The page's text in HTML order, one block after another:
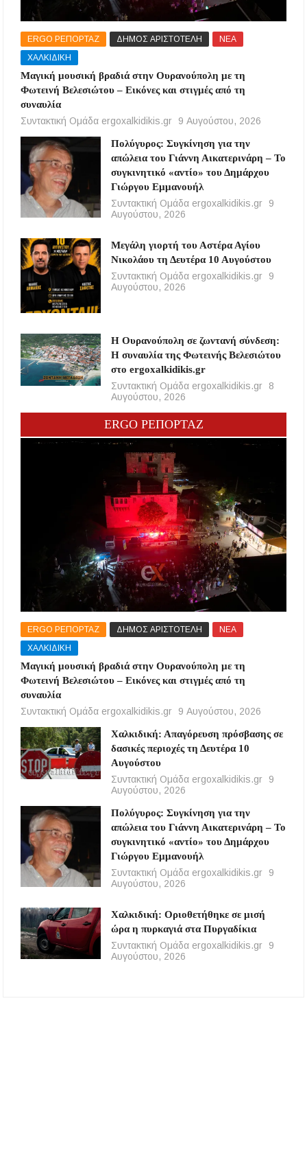
ERGO ΡΕΠΟΡΤΑΖ ΔΗΜΟΣ ΑΡΙΣΤΟΤΕΛΗ
ΝΕΑ
ΧΑΛΚΙΔΙΚΗ
Μαγική μουσική βραδιά στην Ουρανούπολη με τη
Φωτεινή Βελεσιώτου – Εικόνες και στιγμές από τη
συναυλία
Συντακτική Ομάδα ergoxalkidikis.gr
9 Αυγούστου, 2026
Πολύγυρος: Συγκίνηση για την
απώλεια του Γιάννη Αικατερινάρη – Το
συγκινητικό «αντίο» του Δημάρχου
Γιώργου Εμμανουήλ
Συντακτική Ομάδα ergoxalkidikis.gr
9
Αυγούστου, 2026
Μεγάλη γιορτή του Αστέρα Αγίου
Νικολάου τη Δευτέρα 10 Αυγούστου
Συντακτική Ομάδα ergoxalkidikis.gr
9
Αυγούστου, 2026
Η Ουρανούπολη σε ζωντανή σύνδεση:
Η συναυλία της Φωτεινής Βελεσιώτου
στο ergoxalkidikis.gr
Συντακτική Ομάδα ergoxalkidikis.gr
8
Αυγούστου, 2026
ERGO ΡΕΠΟΡΤΑΖ
ERGO ΡΕΠΟΡΤΑΖ ΔΗΜΟΣ ΑΡΙΣΤΟΤΕΛΗ
ΝΕΑ
ΧΑΛΚΙΔΙΚΗ
Μαγική μουσική βραδιά στην Ουρανούπολη με τη
Φωτεινή Βελεσιώτου – Εικόνες και στιγμές από τη
συναυλία
Συντακτική Ομάδα ergoxalkidikis.gr
9 Αυγούστου, 2026
Χαλκιδική: Απαγόρευση πρόσβασης σε
δασικές περιοχές τη Δευτέρα 10
Αυγούστου
Συντακτική Ομάδα ergoxalkidikis.gr
9
Αυγούστου, 2026
Πολύγυρος: Συγκίνηση για την
απώλεια του Γιάννη Αικατερινάρη – Το
συγκινητικό «αντίο» του Δημάρχου
Γιώργου Εμμανουήλ
Συντακτική Ομάδα ergoxalkidikis.gr
9
Αυγούστου, 2026
Χαλκιδική: Οριοθετήθηκε σε μισή
ώρα η πυρκαγιά στα Πυργαδίκια
Συντακτική Ομάδα ergoxalkidikis.gr
9
Αυγούστου, 2026